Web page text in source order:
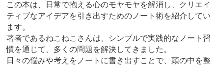
この本は、日常で抱える心のモヤモヤを解消し、クリエイ
ティブなアイデアを引き出すためのノート術を紹介してい
ます。
著者であるねこねこさんは、シンプルで実践的なノート習
慣を通じて、多くの問題を解決してきました。
日々の悩みや考えをノートに書き出すことで、頭の中を整